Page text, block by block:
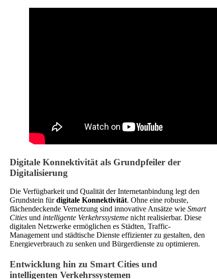
Digitale Konnektivität als Grundpfeiler der
Digitalisierung
Die Verfügbarkeit und Qualität der Internetanbindung legt den
Grundstein fürdigitale Konnektivität. Ohne eine robuste,
flächendeckende Vernetzung sind innovative Ansätze wie Smart
Cities und intelligente Verkehrssysteme nicht realisierbar. Diese
digitalen Netzwerke ermöglichen es Städten, Traffic-
Management und städtische Dienste effizienter zu gestalten, den
Energieverbrauch zu senken und Bürgerdienste zu optimieren.
Entwicklung hin zu Smart Cities und
intelligenten Verkehrssystemen